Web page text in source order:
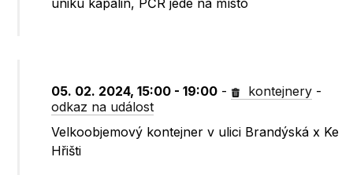
úniku kapalin, PČR jede na místo
05. 02. 2024, 15:00 - 19:00 - kontejnery -
odkaz na událost
Velkoobjemový kontejner v ulici Brandýská x Ke
Hřišti